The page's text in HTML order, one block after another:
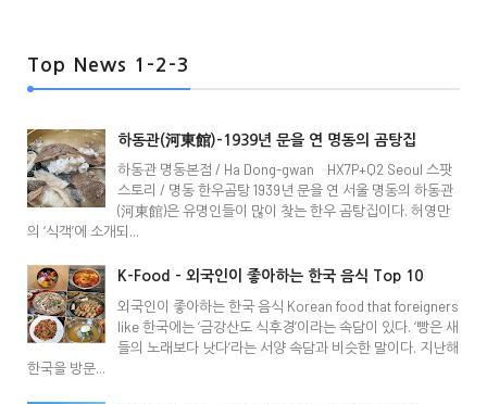
Top News 1-2-3
하동관(河東館)-1939년 문을 연 명동의 곰탕집
하동관 명동본점 / Ha Dong-gwan HX7P+Q2 Seoul 스팟
스토리 / 명동 한우곰탕 1939년 문을 연 서울 명동의 하동관
(河東館)은 유명인들이 많이 찾는 한우 곰탕집이다. 허영만
의 ‘식객’에 소개되...
K-Food - 외국인이 좋아하는 한국 음식 Top 10
외국인이 좋아하는 한국 음식 Korean food that foreigners
like 한국에는 ‘금강산도 식후경’이라는 속담이 있다. ‘빵은 새
들의 노래보다 낫다’라는 서양 속담과 비슷한 말이다. 지난해
한국을 방문...